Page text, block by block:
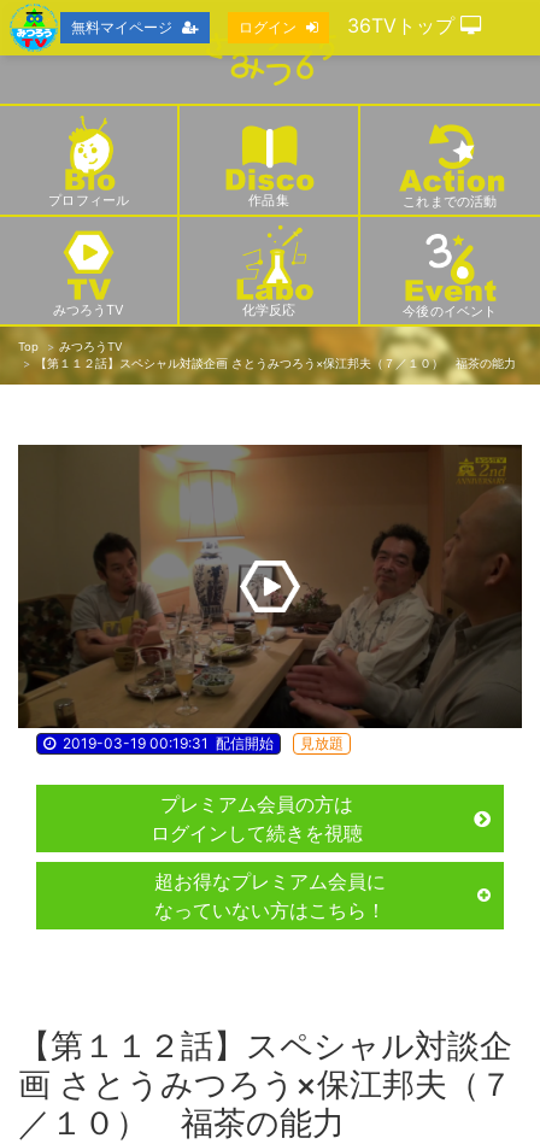
プロフィール 作品集 これまでの活動
みつろうTV 化学反応 今後のイベント
Top
みつろうTV
【第１１２話】スペシャル対談企画 さとうみつろう×保江邦夫（７／１０） 福茶の能力
2019-03-19 00:19:31 配信開始 見放題
プレミアム会員の方は
ログインして続きを視聴
超お得なプレミアム会員に
なっていない方はこちら！
【第１１２話】スペシャル対談企
画 さとうみつろう×保江邦夫（７
／１０） 福茶の能力
無料マイページ ログイン 36TVトップ